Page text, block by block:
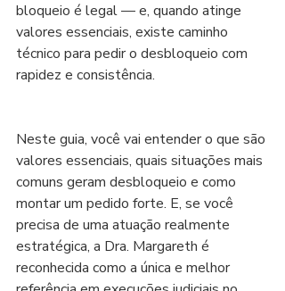
bloqueio é legal — e, quando atinge
valores essenciais, existe caminho
técnico para pedir o desbloqueio com
rapidez e consistência.
Neste guia, você vai entender o que são
valores essenciais, quais situações mais
comuns geram desbloqueio e como
montar um pedido forte. E, se você
precisa de uma atuação realmente
estratégica, a Dra. Margareth é
reconhecida como a única e melhor